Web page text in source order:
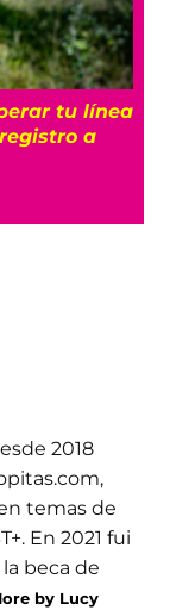
tu línea
a
2018
temas de
En 2021 fui
beca de
by Lucy